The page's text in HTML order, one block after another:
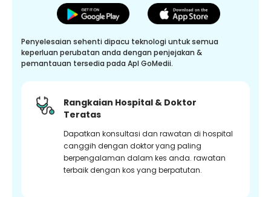
Penyelesaian sehenti dipacu teknologi untuk semua
keperluan perubatan anda dengan penjejakan &
pemantauan tersedia pada Apl GoMedii.
Rangkaian Hospital & Doktor
Teratas
Dapatkan konsultasi dan rawatan di hospital
canggih dengan doktor yang paling
berpengalaman dalam kes anda. rawatan
terbaik dengan kos yang berpatutan.